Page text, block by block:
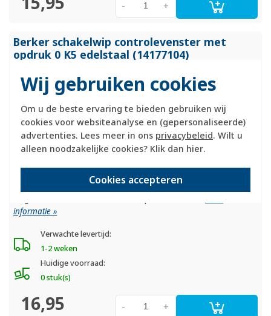
Wij gebruiken cookies
Om u de beste ervaring te bieden gebruiken wij
cookies voor websiteanalyse en (gepersonaliseerde)
advertenties. Lees meer in ons privacybeleid. Wilt u
alleen noodzakelijke cookies? Klik dan hier.
Cookies accepteren
+
-
Berker schakelwip controlevenster met
opdruk 0 K5 edelstaal (14177104)
informatie »
Verwachte levertijd:
1-2 weken
Huidige voorraad:
0 stuk(s)
16,95 +
-